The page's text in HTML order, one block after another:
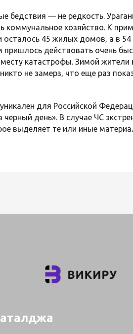
бедствия — не редкость.
коммунальное хозяйство. К
осталось 45 жилых домов, а в
пришлось действовать очень
катастрофы. Зимой жители
не замерз, что еще раз
для Российской
черный день». В случае ЧС
выделяет те или иные